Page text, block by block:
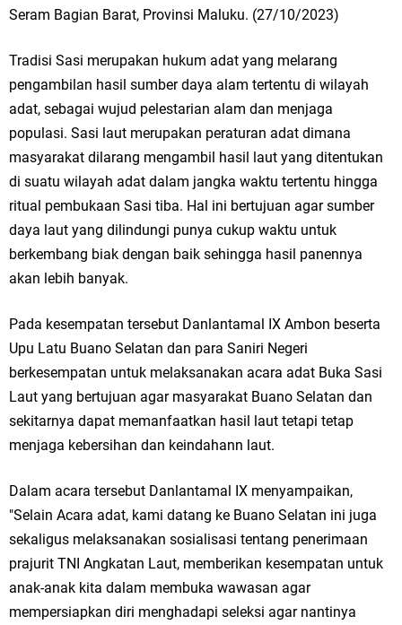
Seram Bagian Barat, Provinsi Maluku. (27/10/2023)
Tradisi Sasi merupakan hukum adat yang melarang
pengambilan hasil sumber daya alam tertentu di wilayah
adat, sebagai wujud pelestarian alam dan menjaga
populasi. Sasi laut merupakan peraturan adat dimana
masyarakat dilarang mengambil hasil laut yang ditentukan
di suatu wilayah adat dalam jangka waktu tertentu hingga
ritual pembukaan Sasi tiba. Hal ini bertujuan agar sumber
daya laut yang dilindungi punya cukup waktu untuk
berkembang biak dengan baik sehingga hasil panennya
akan lebih banyak.
Pada kesempatan tersebut Danlantamal IX Ambon beserta
Upu Latu Buano Selatan dan para Saniri Negeri
berkesempatan untuk melaksanakan acara adat Buka Sasi
Laut yang bertujuan agar masyarakat Buano Selatan dan
sekitarnya dapat memanfaatkan hasil laut tetapi tetap
menjaga kebersihan dan keindahann laut.
Dalam acara tersebut Danlantamal IX menyampaikan,
"Selain Acara adat, kami datang ke Buano Selatan ini juga
sekaligus melaksanakan sosialisasi tentang penerimaan
prajurit TNI Angkatan Laut, memberikan kesempatan untuk
anak-anak kita dalam membuka wawasan agar
mempersiapkan diri menghadapi seleksi agar nantinya